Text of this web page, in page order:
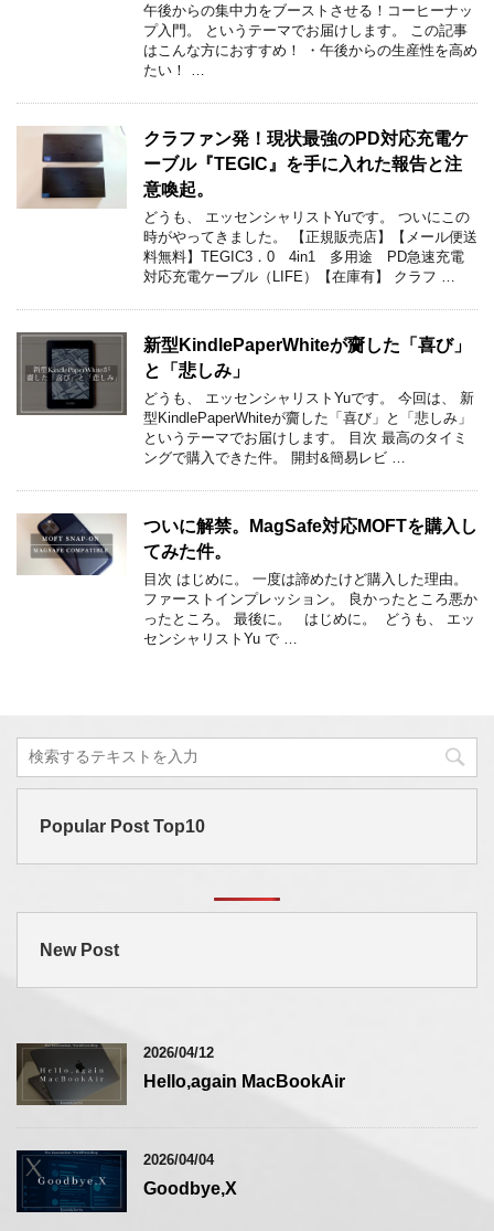
午後からの集中力をブーストさせる！コーヒーナッ
プ入門。 というテーマでお届けします。 この記事
はこんな方におすすめ！ ・午後からの生産性を高め
たい！ …
クラファン発！現状最強のPD対応充電ケ
ーブル『TEGIC』を手に入れた報告と注
意喚起。
どうも、 エッセンシャリストYuです。 ついにこの
時がやってきました。 【正規販売店】【メール便送
料無料】TEGIC3．0 4in1 多用途 PD急速充電
対応充電ケーブル（LIFE）【在庫有】 クラフ …
新型KindlePaperWhiteが齎した「喜び」
と「悲しみ」
どうも、 エッセンシャリストYuです。 今回は、 新
型KindlePaperWhiteが齎した「喜び」と「悲しみ」
というテーマでお届けします。 目次 最高のタイミ
ングで購入できた件。 開封&簡易レビ …
ついに解禁。MagSafe対応MOFTを購入し
てみた件。
目次 はじめに。 一度は諦めたけど購入した理由。
ファーストインプレッション。 良かったところ悪か
ったところ。 最後に。 ​​ ​​ はじめに。 ​​ ​​どうも、 ​​エッ
センシャリストYu ​​で …
Popular Post Top10
New Post
2026/04/12
Hello,again MacBookAir
2026/04/04
Goodbye,X